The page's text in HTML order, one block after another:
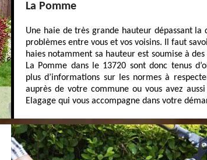
La Pomme
Une haie de très grande hauteur dépassant
problèmes entre vous et vos voisins. Il faut
haies notamment sa hauteur est soumise à
La Pomme dans le 13720 sont donc tenus
plus d’informations sur les normes à
auprès de votre commune ou vous avez
Elagage qui vous accompagne dans votre